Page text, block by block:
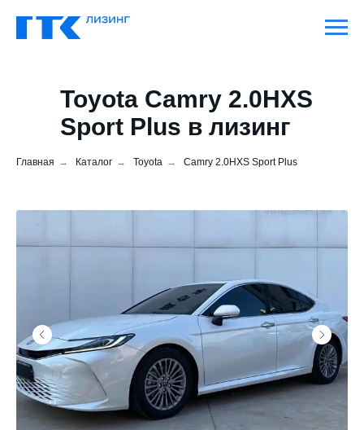
Toyota Camry 2.0HXS
Sport Plus в лизинг
Главная → Каталог → Toyota → Camry 2.0HXS Sport Plus